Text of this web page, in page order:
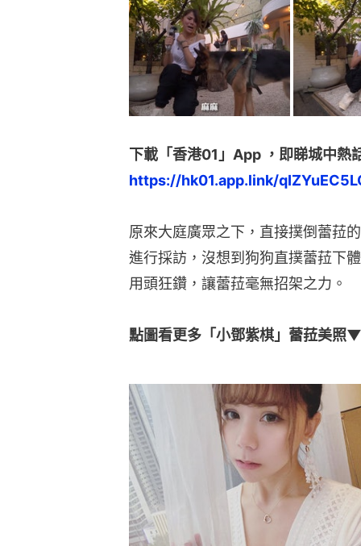
下載「香港01」App ，即睇城中熱
https://hk01.app.link/
原來大庭廣眾之下，直接撲倒蕾菈
進行採訪，沒想到狗狗直撲蕾菈下
用頭狂鑽，讓蕾菈毫無招架之力。
點圖看更多「小鄧紫棋」蕾菈美